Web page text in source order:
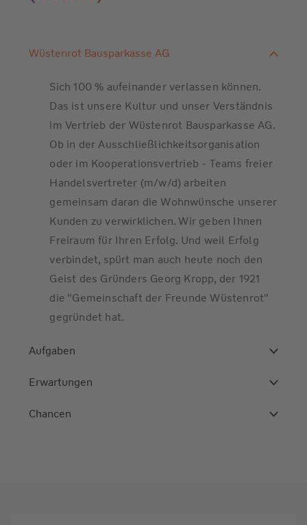
Wüstenrot Bausparkasse AG
Sich 100 % aufeinander verlassen können.
Das ist unsere Kultur und unser Verständnis
im Vertrieb der Wüstenrot Bausparkasse AG.
Ob in der Ausschließlichkeitsorganisation
oder im Kooperationsvertrieb - Teams freier
Handelsvertreter (m/w/d) arbeiten
gemeinsam daran die Wohnwünsche unserer
Kunden zu verwirklichen. Wir geben Ihnen
Freiraum für Ihren Erfolg. Und weil Erfolg
verbindet, spürt man auch heute noch den
Geist des Gründers Georg Kropp, der 1921
die "Gemeinschaft der Freunde Wüstenrot"
gegründet hat.
Aufgaben
Erwartungen
Chancen